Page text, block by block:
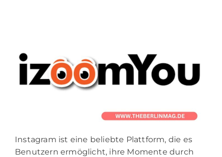
Instagram ist eine beliebte Plattform, die es
Benutzern ermöglicht, ihre Momente durch